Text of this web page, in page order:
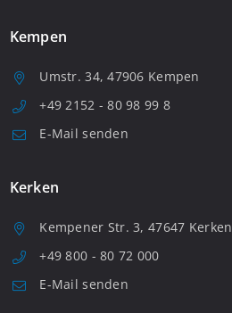
Kempen
Umstr. 34, 47906 Kempen
+49 2152 - 80 98 99 8
E-Mail senden
Kerken
Kempener Str. 3, 47647 Kerken
+49 800 - 80 72 000
E-Mail senden